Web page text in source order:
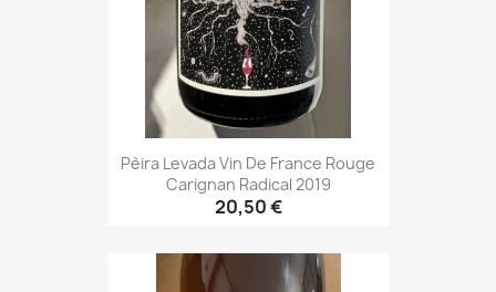
Pèira Levada Vin De France Rouge
Carignan Radical 2019
20,50 €